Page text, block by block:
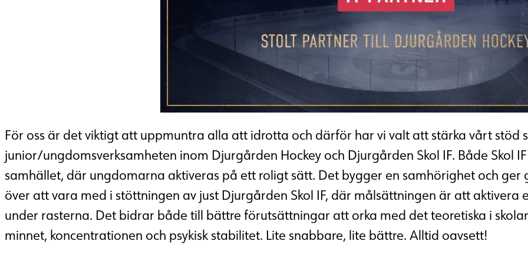
För oss är det viktigt att uppmuntra alla att idrotta och därför har vi valt att stärka vårt stöd
junior/ungdomsverksamheten inom Djurgården Hockey och Djurgården Skol IF. Både Skol
samhället, där ungdomarna aktiveras på ett roligt sätt. Det bygger en samhörighet och
över att vara med i stöttningen av just Djurgården Skol IF, där målsättningen är att aktivera
under rasterna. Det bidrar både till bättre förutsättningar att orka med det teoretiska i
minnet, koncentrationen och psykisk stabilitet. Lite snabbare, lite bättre. Alltid oavsett!